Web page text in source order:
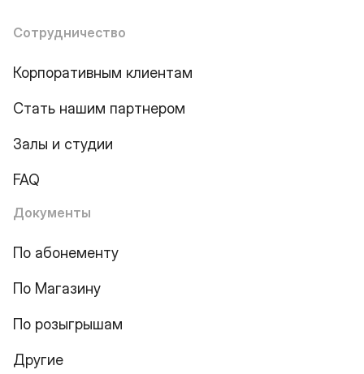
Сотрудничество
Корпоративным клиентам
Стать нашим партнером
Залы и студии
FAQ
Документы
По абонементу
По Магазину
По розыгрышам
Другие